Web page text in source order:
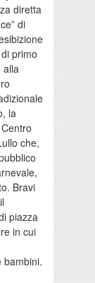
diretta
di
primo
alla
la
che,
Bravi
piazza
in cui
bambini.